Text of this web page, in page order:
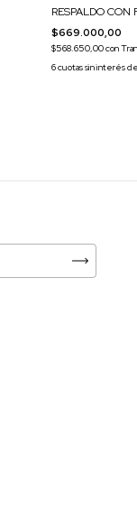
RESPALDO CON
$669.000,00
$568.650,00con
6cuotas sin interés de